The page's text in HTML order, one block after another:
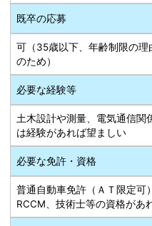
既卒の応募
可（35歳以下、年齢制限の
のため）
必要な経験等
土木設計や測量、電気通信関
は経験があれば望ましい
必要な免許・資格
普通自動車免許（ＡＴ限定可）
RCCM、技術士等の資格があ